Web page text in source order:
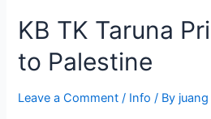
KB TK Taruna
to Palestine
Leave a Comment / Info / By juang